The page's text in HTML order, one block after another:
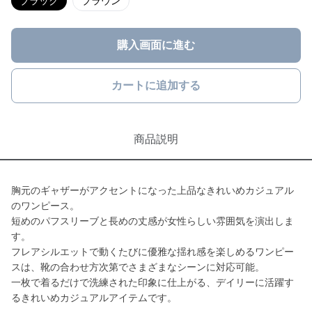
購入画面に進む
カートに追加する
商品説明
胸元のギャザーがアクセントになった上品なきれいめカジュアル
のワンピース。
短めのパフスリーブと長めの丈感が女性らしい雰囲気を演出しま
す。
フレアシルエットで動くたびに優雅な揺れ感を楽しめるワンピー
スは、靴の合わせ方次第でさまざまなシーンに対応可能。
一枚で着るだけで洗練された印象に仕上がる、デイリーに活躍す
るきれいめカジュアルアイテムです。